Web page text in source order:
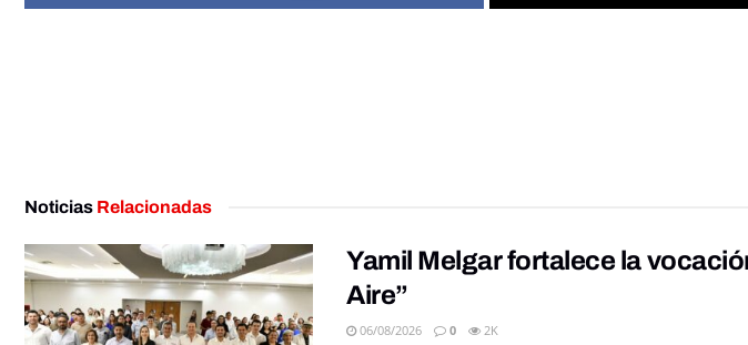
Noticias Relacionadas
Yamil Melgar fortalece la
Aire”
06/08/2026 0 2K